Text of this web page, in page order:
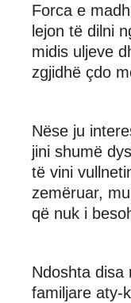
Forca e
lejon të dilni
midis uljeve
zgjidhë çdo
Nëse ju
jini shumë
të vini
zemëruar,
që nuk i
Ndoshta disa
familjare aty-